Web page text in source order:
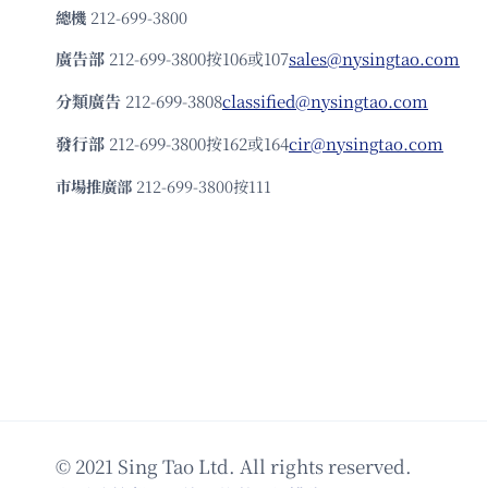
總機 212-699-3800
廣告部 212-699-3800按106或107sales@nysingtao.com
分類廣告 212-699-3808classified@nysingtao.com
發⾏部 212-699-3800按162或164cir@nysingtao.com
市場推廣部 212-699-3800按111
© 2021 Sing Tao Ltd. All rights reserved.